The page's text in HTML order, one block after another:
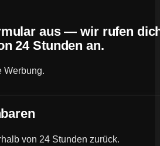
von 24 Stunden zurück.
aus — wir rufen
24 Stunden an.
Werbung.